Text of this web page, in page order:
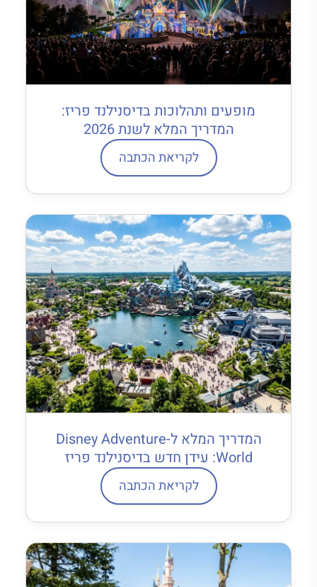
מופעים ותהלוכות בדיסנילנד פריז:
המדריך המלא לשנת 2026
לקריאת הכתבה
המדריך המלא ל-Disney Adventure
World: עידן חדש בדיסנילנד פריז
לקריאת הכתבה